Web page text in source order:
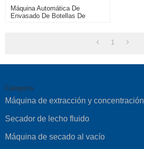
Máquina Automática De
Envasado De Botellas De
1
Categoría
Máquina de extracción y concentración
Secador de lecho fluido
Máquina de secado al vacío